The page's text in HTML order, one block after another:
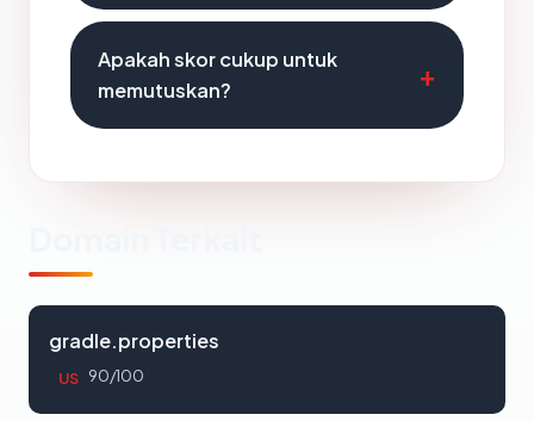
Apakah skor cukup untuk
memutuskan?
gradle.properties
US 90/100